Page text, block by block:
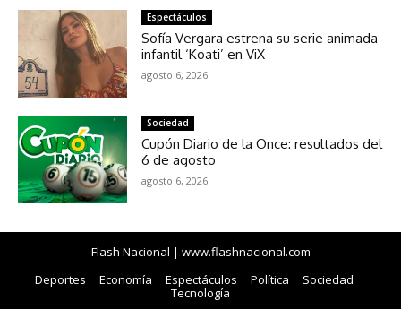
Espectáculos
Sofía Vergara estrena su serie animada
infantil ‘Koati’ en ViX
agosto 6, 2026
Sociedad
Cupón Diario de la Once: resultados del
6 de agosto
agosto 6, 2026
Flash Nacional | www.flashnacional.com
Deportes
Economía Espectáculos Política
Sociedad
Tecnología